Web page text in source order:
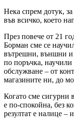
Нека спрем дотук,
във всичко, което
През повече от 21
Борман сме се
вътрешни, външни и
по поръчка, научили
обслужване – от
магазините ни, до
Когато сме сигурни
е по-спокойна, без
резултат е налице –